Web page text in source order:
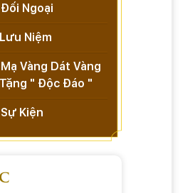
Ngoại
Niệm
Vàng Dát Vàng
" Độc Đáo "
Kiện